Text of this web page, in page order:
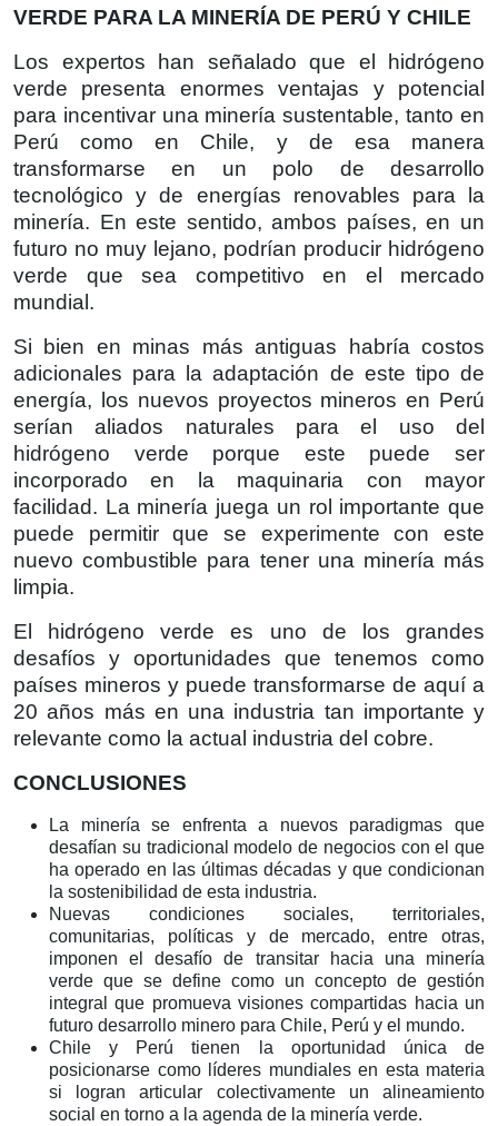
VERDE PARA LA MINERÍA DE PERÚ Y CHILE
Los expertos han señalado que el hidrógeno
verde presenta enormes ventajas y potencial
para incentivar una minería sustentable, tanto en
Perú como en Chile, y de esa manera
transformarse en un polo de desarrollo
tecnológico y de energías renovables para la
minería. En este sentido, ambos países, en un
futuro no muy lejano, podrían producir hidrógeno
verde que sea competitivo en el mercado
mundial.
Si bien en minas más antiguas habría costos
adicionales para la adaptación de este tipo de
energía, los nuevos proyectos mineros en Perú
serían aliados naturales para el uso del
hidrógeno verde porque este puede ser
incorporado en la maquinaria con mayor
facilidad. La minería juega un rol importante que
puede permitir que se experimente con este
nuevo combustible para tener una minería más
limpia.
El hidrógeno verde es uno de los grandes
desafíos y oportunidades que tenemos como
países mineros y puede transformarse de aquí a
20 años más en una industria tan importante y
relevante como la actual industria del cobre.
CONCLUSIONES
La minería se enfrenta a nuevos paradigmas que
desafían su tradicional modelo de negocios con el que
ha operado en las últimas décadas y que condicionan
la sostenibilidad de esta industria.
Nuevas condiciones sociales, territoriales,
comunitarias, políticas y de mercado, entre otras,
imponen el desafío de transitar hacia una minería
verde que se define como un concepto de gestión
integral que promueva visiones compartidas hacia un
futuro desarrollo minero para Chile, Perú y el mundo.
Chile y Perú tienen la oportunidad única de
posicionarse como líderes mundiales en esta materia
si logran articular colectivamente un alineamiento
social en torno a la agenda de la minería verde.